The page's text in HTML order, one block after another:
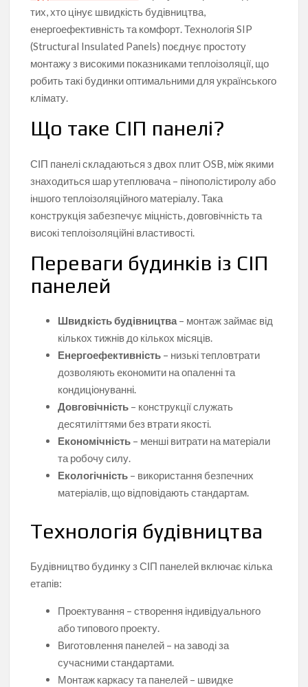
тих, хто цінує швидкість будівництва,
енергоефективність та комфорт. Технологія SIP
(Structural Insulated Panels) поєднує простоту
монтажу з високими показниками теплоізоляції, що
робить такі будинки оптимальними для українського
клімату.
Що таке СІП панелі?
СІП панелі складаються з двох плит OSB, між якими
знаходиться шар утеплювача – пінополістиролу або
іншого теплоізоляційного матеріалу. Така
конструкція забезпечує міцність, довговічність та
високі теплоізоляційні властивості.
Переваги будинків із СІП
панелей
Швидкість будівництва – монтаж займає від
кількох тижнів до кількох місяців.
Енергоефективність – низькі тепловтрати
дозволяють економити на опаленні та
кондиціонуванні.
Довговічність – конструкції служать
десятиліттями без втрати якості.
Економічність – менші витрати на матеріали
та робочу силу.
Екологічність – використання безпечних
матеріалів, що відповідають стандартам.
Технологія будівництва
Будівництво будинку з СІП панелей включає кілька
етапів:
Проектування – створення індивідуального
або типового проекту.
Виготовлення панелей – на заводі за
сучасними стандартами.
Монтаж каркасу та панелей – швидке